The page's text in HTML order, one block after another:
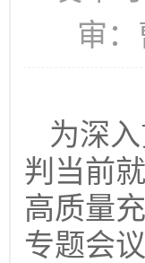
审
为深
判当前
高质量
专题会